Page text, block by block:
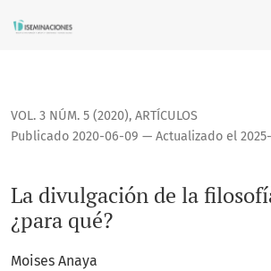
La divulgación de la filosofía en México:
VOL. 3 NÚM. 5 (2020), ARTÍCULOS
La divulgación de la
¿para qué?
Publicado 2020-06-09 — Actualizado el
Moises Anaya